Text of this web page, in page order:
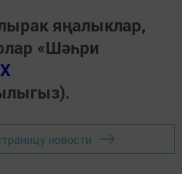
яңалыклар,
«Шәһри
новости